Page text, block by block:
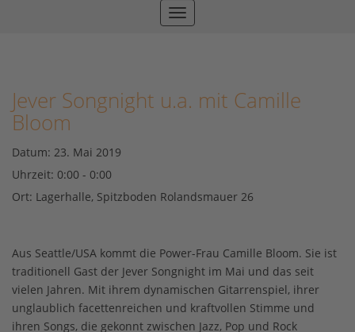
Toggle
Jever Songnight u.a. mit Camille
Bloom
Datum: 23. Mai 2019
Uhrzeit: 0:00 - 0:00
Ort: Lagerhalle, Spitzboden Rolandsmauer 26
Aus Seattle/USA kommt die Power-Frau Camille Bloom. Sie ist
traditionell Gast der Jever Songnight im Mai und das seit
vielen Jahren. Mit ihrem dynamischen Gitarrenspiel, ihrer
unglaublich facettenreichen und kraftvollen Stimme und
ihren Songs, die gekonnt zwischen Jazz, Pop und Rock